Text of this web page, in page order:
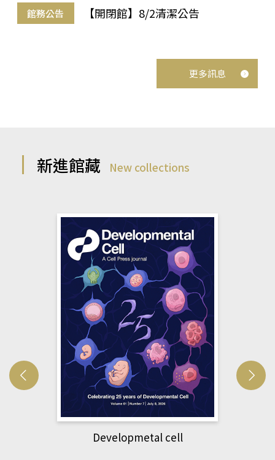
館務公告 【開閉館】8/2清潔公告
更多訊息
新進館藏 New collections
Developmetal cell